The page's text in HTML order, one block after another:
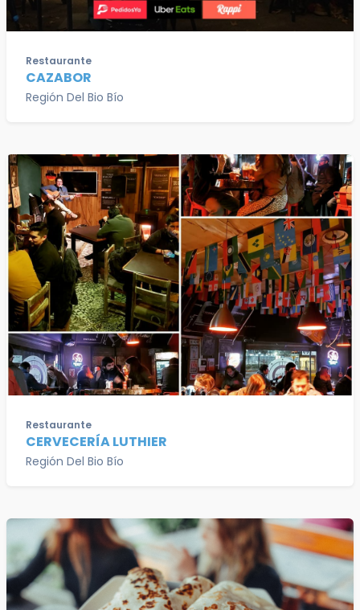
Restaurante
CAZABOR
Región Del Bio Bío
Restaurante
CERVECERÍA LUTHIER
Región Del Bio Bío